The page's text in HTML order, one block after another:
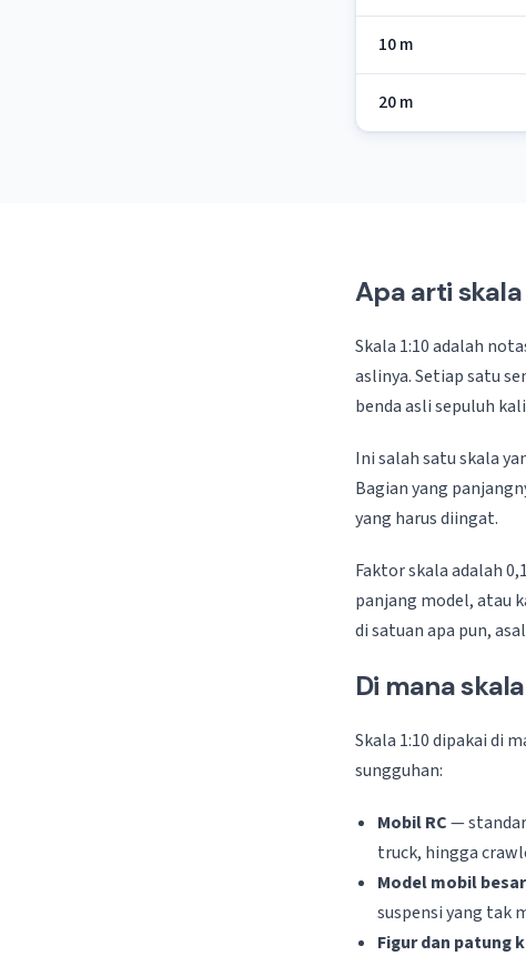
10 m
20 m
Apa arti skala
Skala 1:10 adalah
aslinya. Setiap satu
benda asli sepuluh
Ini salah satu skala
Bagian yang
yang harus diingat.
Faktor skala adalah
panjang model, atau
di satuan apa pun,
Di mana
Skala 1:10 dipakai di
sungguhan:
Mobil RC—
truck, hingga
Model mobil besar
suspensi yang tak
Figur dan patung